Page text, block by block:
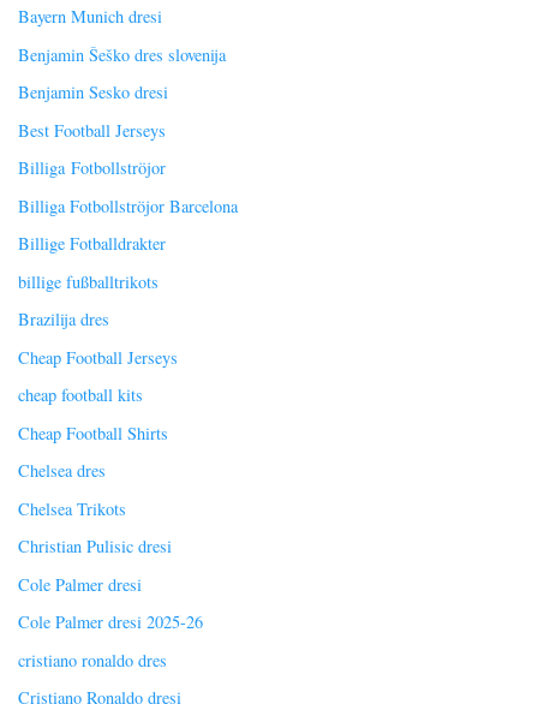
Bayern Munich dresi
Benjamin Šeško dres slovenija
Benjamin Sesko dresi
Best Football Jerseys
Billiga Fotbollströjor
Billiga Fotbollströjor Barcelona
Billige Fotballdrakter
billige fußballtrikots
Brazilija dres
Cheap Football Jerseys
cheap football kits
Cheap Football Shirts
Chelsea dres
Chelsea Trikots
Christian Pulisic dresi
Cole Palmer dresi
Cole Palmer dresi 2025-26
cristiano ronaldo dres
Cristiano Ronaldo dresi